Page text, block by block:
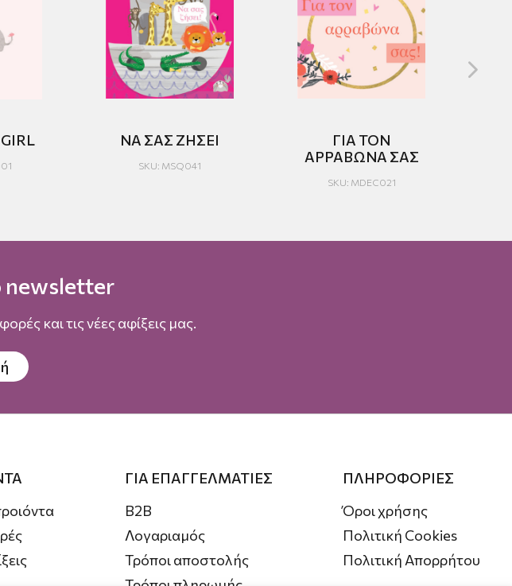
ΝΑ ΣΑΣ ΖΗΣΕΙ
SKU: MSQ041
ΓΙΑ ΤΟΝ
ΑΡΡΑΒΩΝΑ ΣΑΣ
SKU: MDEC021
newsletter
και τις νέες αφίξεις μας.
ΓΙΑ ΕΠΑΓΓΕΛΜΑΤΙΕΣ
B2B
Λογαριαμός
Τρόποι αποστολής
ΠΛΗΡΟΦΟΡΙΕΣ
Όροι χρήσης
Πολιτική Cookies
Πολιτική Απορρήτου